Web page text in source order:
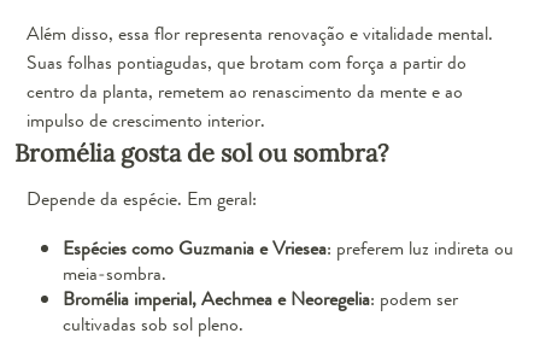
Além disso, essa flor representa renovação e vitalidade mental.
Suas folhas pontiagudas, que brotam com força a partir do
centro da planta, remetem ao renascimento da mente e ao
impulso de crescimento interior.
Bromélia gosta de sol ou sombra?
Depende da espécie. Em geral:
Espécies como Guzmania e Vriesea: preferem luz indireta ou
meia-sombra.
Bromélia imperial, Aechmea e Neoregelia: podem ser
cultivadas sob sol pleno.